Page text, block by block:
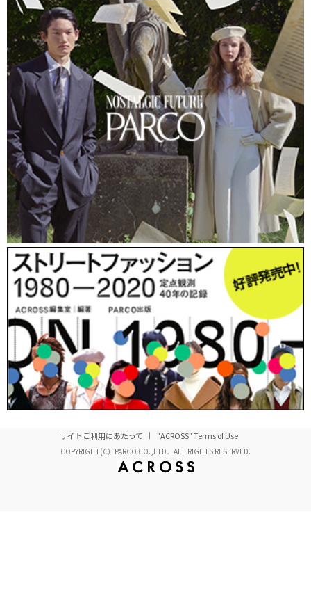
サイトご利用にあたって "ACROSS" Terms of Use
COPYRIGHT(C）PARCO CO.,LTD．ALL RIGHTS RESERVED.